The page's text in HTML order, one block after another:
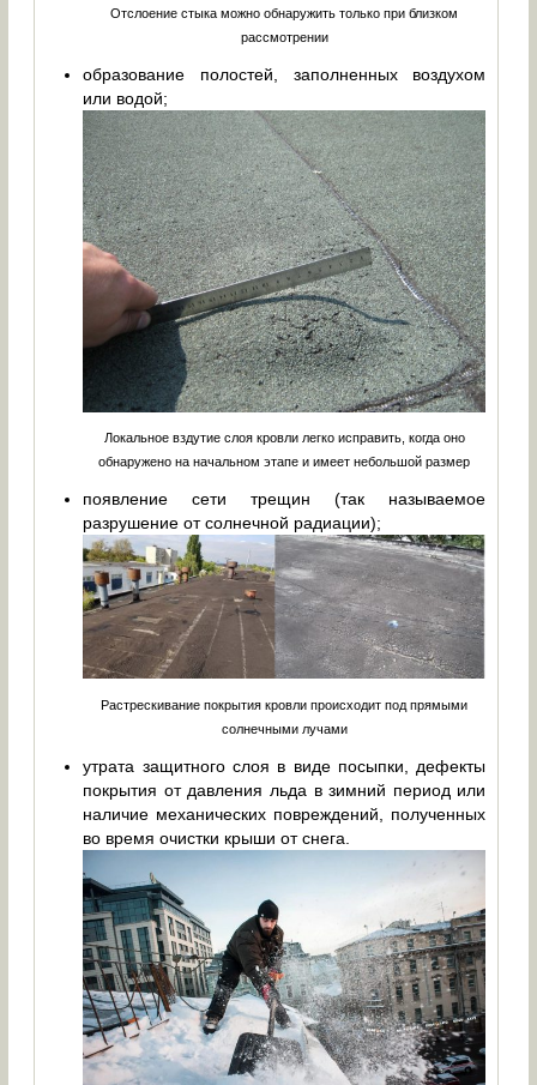
Отслоение стыка можно обнаружить только при близком
рассмотрении
образование полостей, заполненных воздухом
или водой;
Локальное вздутие слоя кровли легко исправить, когда оно
обнаружено на начальном этапе и имеет небольшой размер
появление сети трещин (так называемое
разрушение от солнечной радиации);
Растрескивание покрытия кровли происходит под прямыми
солнечными лучами
утрата защитного слоя в виде посыпки, дефекты
покрытия от давления льда в зимний период или
наличие механических повреждений, полученных
во время очистки крыши от снега.